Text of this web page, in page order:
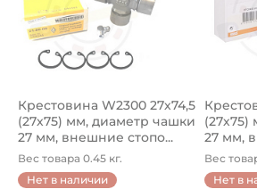
Крестовина W2300 27х74,5
(27х75) мм, диаметр чашки
27 мм, внешние стопо...
Вес товара 0.45 кг.
Нет в наличии
27 мм,
Вес
Нет в